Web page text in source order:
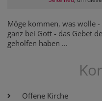
Möge kommen, was wolle
ganz bei Gott - das Gebet
geholfen haben ...
Offene Kirche